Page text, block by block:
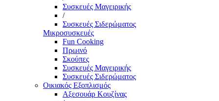
Συσκευές Μαγειρικής
/
Συσκευές Σιδερώματος
Μικροσυσκευές
Fun Cooking
Πρωινό
Σκούπες
Συσκευές Μαγειρικής
Συσκευές Σιδερώματος
Οικιακός Εξοπλισμός
Αξεσουάρ Κουζίνας